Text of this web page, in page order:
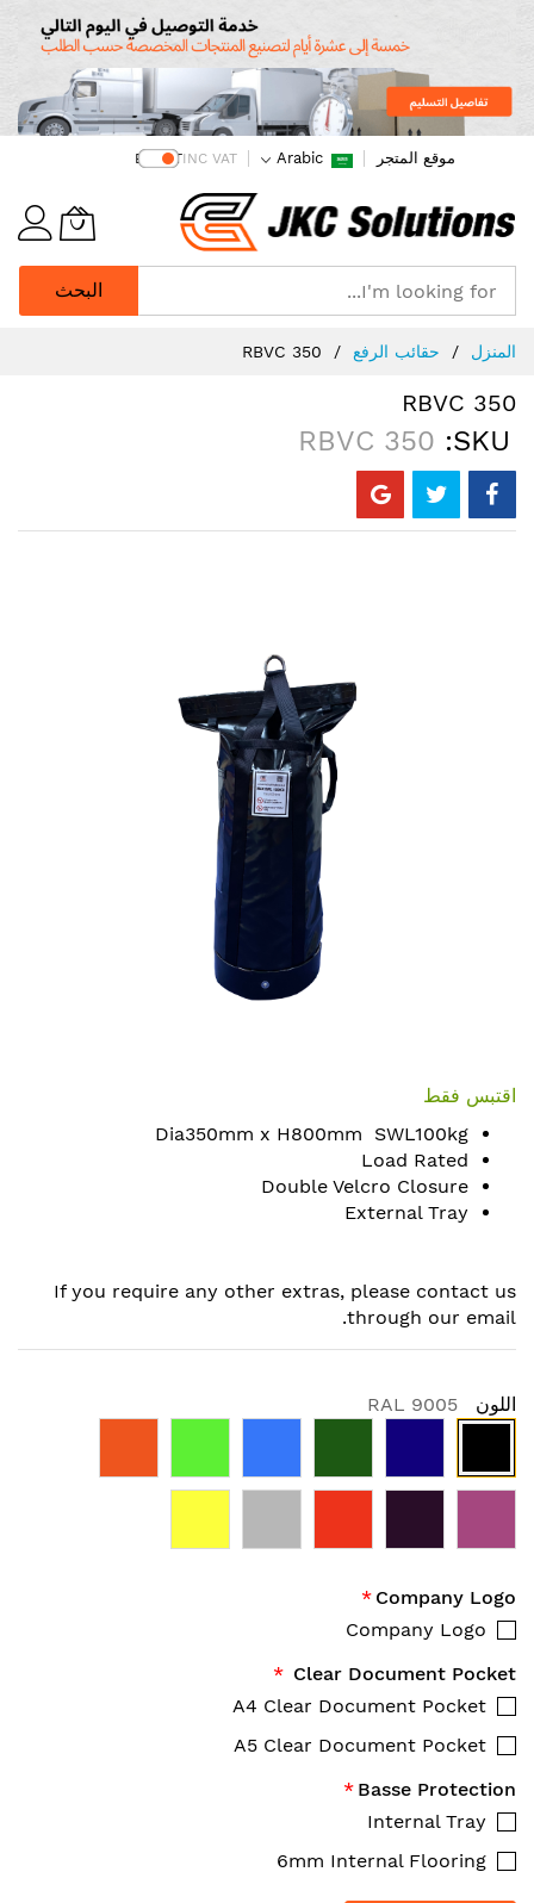
موقع المتجر Arabic
INC VAT
EX VAT
البحث
Skip
Content
المنزل حقائب الرفع RBVC 350
RBVC 350
SKU
RBVC 350
to
beginning
the
images
اقتبس فقط
Dia350mm x H800mm SWL100kg
Load Rated
Double Velcro Closure
External Tray
If you require any other extras, please contact us
through our email.
اللون RAL 9005
Company Logo
Company Logo
Clear Document Pocket
A4 Clear Document Pocket
A5 Clear Document Pocket
Basse Protection
Internal Tray
6mm Internal Flooring